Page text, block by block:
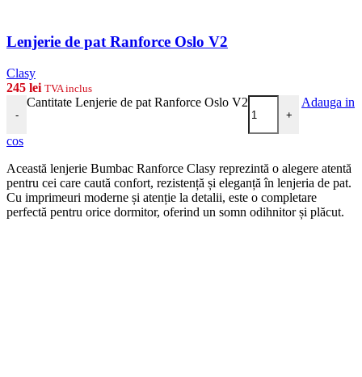
Lenjerie de pat Ranforce Oslo V2
Clasy
245 lei TVA inclus
-
Cantitate Lenjerie de pat Ranforce Oslo V2
+
Adauga in
cos
Această lenjerie Bumbac Ranforce Clasy reprezintă o alegere atentă
pentru cei care caută confort, rezistență și eleganță în lenjeria de pat.
Cu imprimeuri moderne și atenție la detalii, este o completare
perfectă pentru orice dormitor, oferind un somn odihnitor și plăcut.